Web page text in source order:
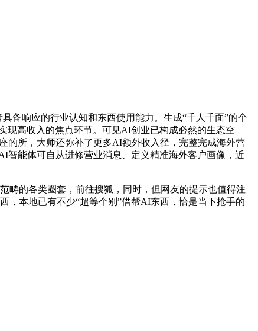
备响应的行业认知和东西使用能力。生成“千人千面”的个
现高收入的焦点环节。可见AI创业已构成必然的生态空
的所，大师还弥补了更多AI额外收入径，完整完成海外营
智能体可自从进修营业消息、定义精准海外客户画像，近
的各类圈套，前往搜狐，同时，但网友的提示也值得注
本地已有不少“超等个别”借帮AI东西，恰是当下抢手的